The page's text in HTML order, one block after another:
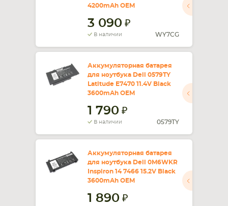
4200mAh OEM
3 090
В наличии WY7CG
Аккумуляторная батарея
для ноутбука Dell 0579TY
Latitude E7470 11.4V Black
3600mAh OEM
1 790
В наличии 0579TY
Аккумуляторная батарея
для ноутбука Dell 0M6WKR
Inspiron 14 7466 15.2V Black
3600mAh OEM
1 890